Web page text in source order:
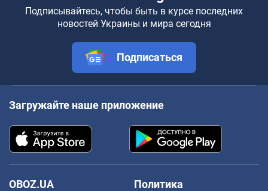
Подписывайтесь, чтобы быть в курсе последних
новостей Украины и мира сегодня
Подписаться
Загружайте наше приложение
OBOZ.UA
Политика